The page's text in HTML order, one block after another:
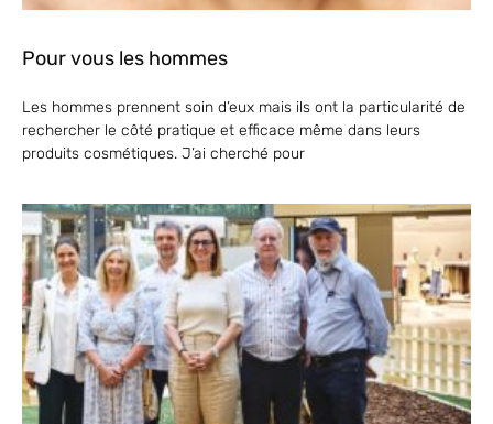
Pour vous les hommes
Les hommes prennent soin d’eux mais ils ont la particularité de
rechercher le côté pratique et efficace même dans leurs
produits cosmétiques. J’ai cherché pour